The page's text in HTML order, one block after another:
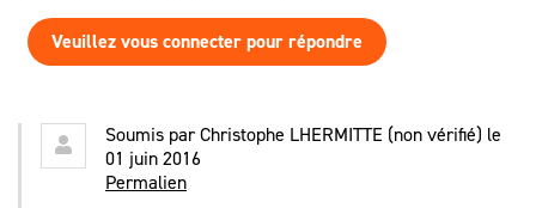
Veuillez vous connecter pour répondre
Soumis parChristophe LHERMITTE (non vérifié) le
01 juin 2016
Permalien